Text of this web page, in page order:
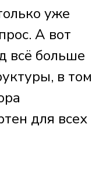
уже
А вот
всё больше
в том
для всех